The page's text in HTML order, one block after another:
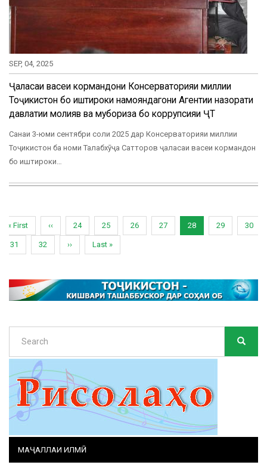
SEP, 04, 2025
Ҷаласаи васеи кормандони Консерваторияи миллии
Тоҷикистон бо иштироки намояндагони Агентии назорати
давлатии молиявӣ ва мубориза бо коррупсияи ҶТ
Санаи 3-юми сентябри соли 2025 дар Консерваторияи миллии
Тоҷикистон ба номи Талабхӯҷа Сатторов ҷаласаи васеи кормандон
бо иштироки…
Pagination
First
page
« First
Previous
page
‹‹ Page
24 Page
25 Page
26 Page
27
Current
page
28 Page
29 Page
30
Page
31 Page
32
Next
page
››
Last
page
Last »
Search
МАҶАЛЛАИ ИЛМӢ